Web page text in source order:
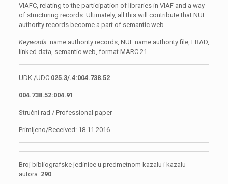
VIAFC, relating to the participation of libraries in VIAF and a way
of structuring records. Ultimately, all this will contribute that NUL
authority records become a part of semantic web.
Keywords: name authority records, NUL name authority file, FRAD,
linked data, semantic web, format MARC 21
UDK /UDC 025.3/.4:004.738.52
004.738.52:004.91
Stručni rad / Professional paper
Primljeno/Received: 18.11.2016.
Broj bibliografske jedinice u predmetnom kazalu i kazalu
autora: 290